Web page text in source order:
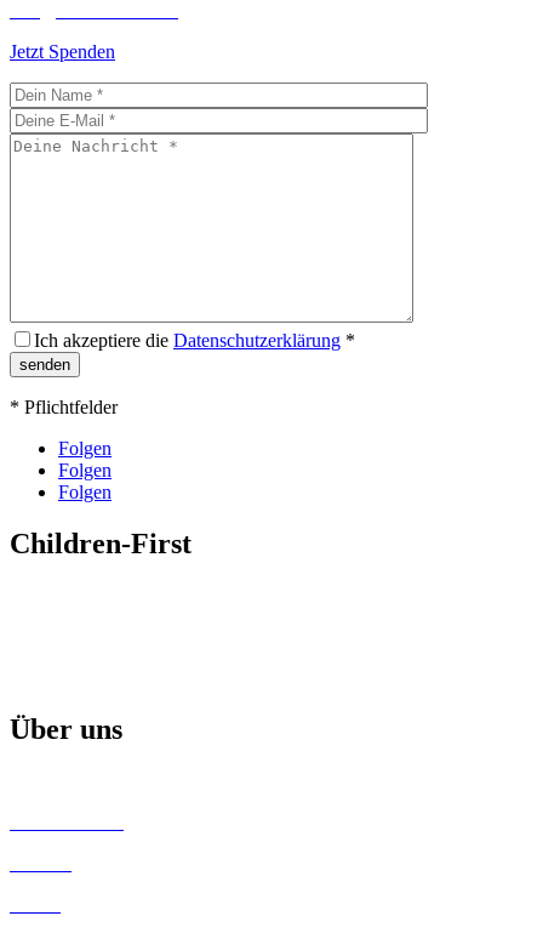
Jetzt Spenden
Ich akzeptiere die Datenschutzerklärung *
* Pflichtfelder
Folgen
Folgen
Folgen
Children-First
Über uns